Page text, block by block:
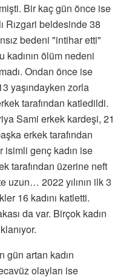
Bir kaç gün önce ise
Rızgari beldesinde 38
bedeni "intihar etti"
ölüm nedeni
Ondan önce ise
yaşındayken zorla
tarafından katledildi.
Sami erkek kardeşi, 21
erkek tarafından
genç kadın ise
tarafından üzerine neft
uzun… 2022 yılının ilk 3
16 kadını katletti.
da var. Birçok kadın
gün artan kadın
olayları ise